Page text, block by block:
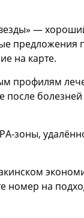
—
на карте.
профилям
после
зоны,
номер на